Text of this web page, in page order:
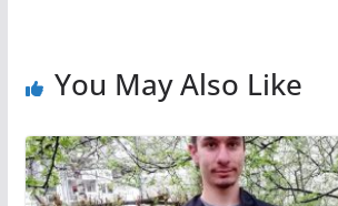
You May Also Like